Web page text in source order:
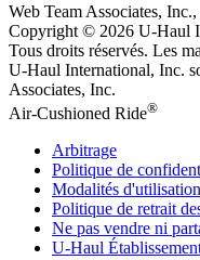
Web Team Associates,
Copyright © 2026 U-Haul
Tous droits réservés. Les
U-Haul International, Inc.
Associates, Inc.
Air-Cushioned Ride®
Arbitrage
Politique de
Modalités d'utilisation
Politique de retrait
Ne pas vendre ni
U-Haul